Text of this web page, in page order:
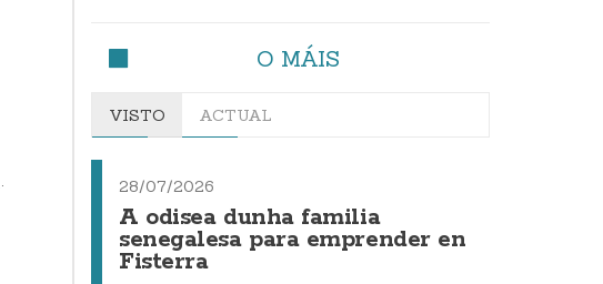
.
O MÁIS
VISTO ACTUAL
28/07/2026
A odisea dunha familia
senegalesa para emprender en
Fisterra